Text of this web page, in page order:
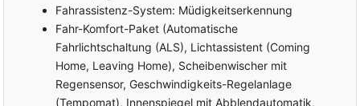
ABS (Antiblockiersystem)
ESP (Elektronisches
Stabilitäts-Programm)
Stabilitätskontrolle
ASC (Traktionskontrolle)
Berganfahrassistent
Müdigkeitswarner
Bremsassistent (ebs)
Geschwindigkeitsregelanlage
Elektrische Wegfahrsperre
Fahrassistenz-System: Müdigkeitserkennung
Fahr-Komfort-Paket (Automatische
Fahrlichtschaltung (ALS), Lichtassistent (Coming
Home, Leaving Home), Scheibenwischer mit
Regensensor, Geschwindigkeits-Regelanlage
(Tempomat), Innenspiegel mit Abblendautomatik,